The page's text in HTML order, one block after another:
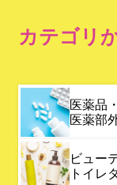
カテゴリ
医薬品・
医薬部
ビュー
トイレ